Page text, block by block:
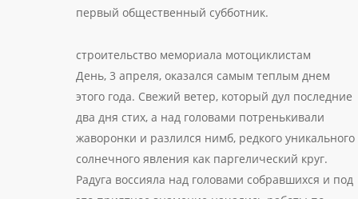
первый общественный субботник.
строительство мемориала мотоциклистам
День, 3 апреля, оказался самым теплым днем
этого года. Свежий ветер, который дул последние
два дня стих, а над головами потренькивали
жаворонки и разлился нимб, редкого уникального
солнечного явления как паргелический круг.
Радуга воссияла над головами собравшихся и под